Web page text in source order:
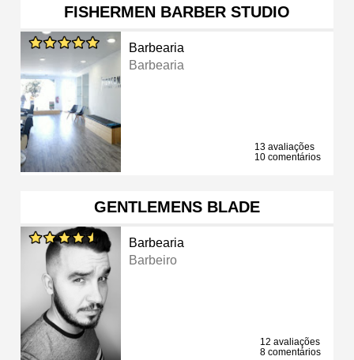
FISHERMEN BARBER STUDIO
Barbearia
Barbearia
13 avaliações
10 comentários
GENTLEMENS BLADE
Barbearia
Barbeiro
12 avaliações
8 comentários